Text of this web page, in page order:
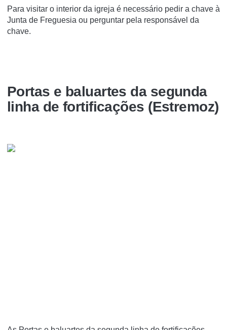
Para visitar o interior da igreja é necessário pedir a chave à
Junta de Freguesia ou perguntar pela responsável da
chave.
Portas e baluartes da segunda
linha de fortificações (Estremoz)